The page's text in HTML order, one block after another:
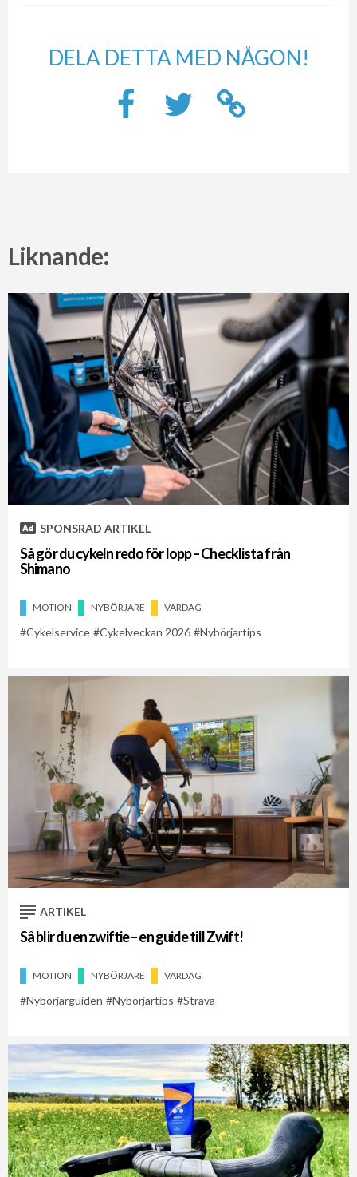
DELA DETTA MED NÅGON!
Liknande:
SPONSRAD ARTIKEL
Så gör du cykeln redo för lopp – Checklista från
Shimano
MOTION NYBÖRJARE VARDAG
Cykelservice Cykelveckan 2026 Nybörjartips
ARTIKEL
Så blir du en zwiftie – en guide till Zwift!
MOTION NYBÖRJARE VARDAG
Nybörjarguiden Nybörjartips Strava